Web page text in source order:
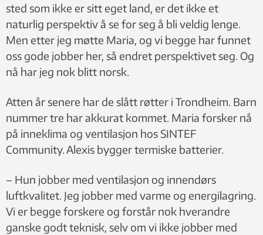
sted som ikke er sitt eget land, er det ikke et
naturlig perspektiv å se for seg å bli veldig lenge.
Men etter jeg møtte Maria, og vi begge har funnet
oss gode jobber her, så endret perspektivet seg. Og
nå har jeg nok blitt norsk.
Atten år senere har de slått røtter i Trondheim. Barn
nummer tre har akkurat kommet. Maria forsker nå
på inneklima og ventilasjon hos SINTEF
Community. Alexis bygger termiske batterier.
– Hun jobber med ventilasjon og innendørs
luftkvalitet. Jeg jobber med varme og energilagring.
Vi er begge forskere og forstår nok hverandre
ganske godt teknisk, selv om vi ikke jobber med